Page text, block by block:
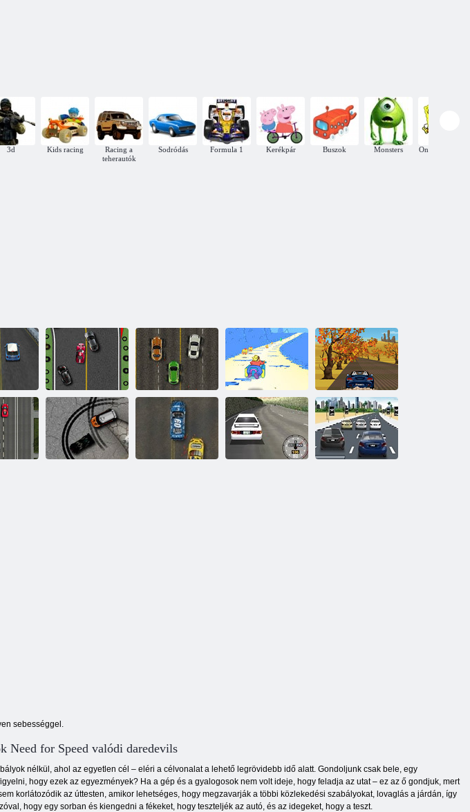
Race a monster truck-
3d Kids racing
Racing a
teherautók
Sodródás Formula 1 Kerékpár Buszok Monsters Online játékok
Rally Racing
Race a monster
truck-
Tér Punk Racer
Zárja le és
áthelyezése
sebességgel.
Need for Speed ​​valódi daredevils
nélkül, ahol az egyetlen cél – eléri a célvonalat a lehető legrövidebb idő alatt. Gondoljunk csak bele, egy
hogy ezek az egyezmények? Ha a gép és a gyalogosok nem volt ideje, hogy feladja az utat – ez az ő gondjuk, mert
korlátozódik az úttesten, amikor lehetséges, hogy megzavarják a többi közlekedési szabályokat, lovaglás a járdán, így
hogy egy sorban és kiengedni a fékeket, hogy teszteljék az autó, és az idegeket, hogy a teszt.